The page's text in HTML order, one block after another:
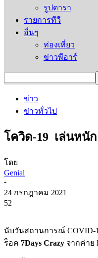
รูปดารา
รายการทีวี
อื่นๆ
ท่องเที่ยว
ข่าวพีอาร์
ข่าว
ข่าวทั่วไป
โควิด-19 เล่นหนั
โดย
Genial
-
24 กรกฎาคม 2021
52
นับวันสถานการณ์
ร็อค 7Days Crazy จากค่าย